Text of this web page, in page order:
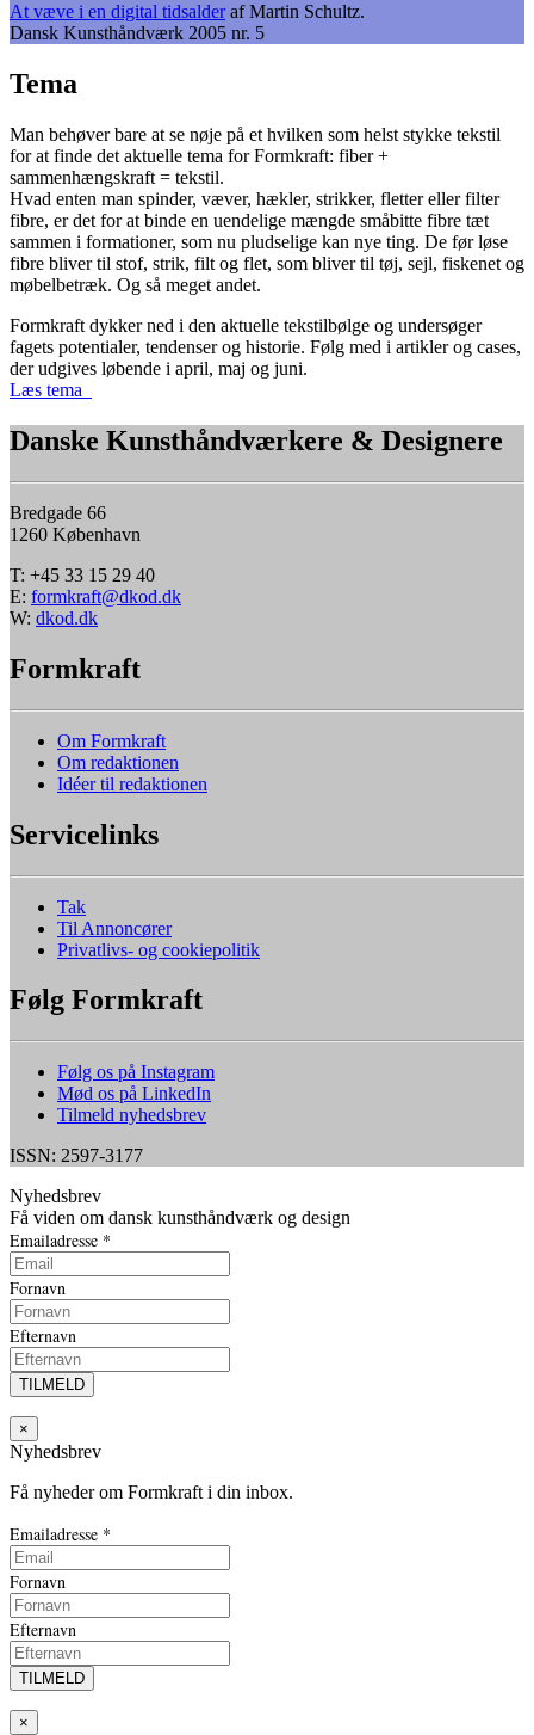
At væve i en digital tidsalderaf Martin Schultz.
Dansk Kunsthåndværk 2005 nr. 5
Tema
Man behøver bare at se nøje på et hvilken som helst stykke tekstil
for at finde det aktuelle tema for Formkraft: fiber +
sammenhængskraft = tekstil.
Hvad enten man spinder, væver, hækler, strikker, fletter eller filter
fibre, er det for at binde en uendelige mængde småbitte fibre tæt
sammen i formationer, som nu pludselige kan nye ting. De før løse
fibre bliver til stof, strik, filt og flet, som bliver til tøj, sejl, fiskenet og
møbelbetræk. Og så meget andet.
Formkraft dykker ned i den aktuelle tekstilbølge og undersøger
fagets potentialer, tendenser og historie. Følg med i artikler og cases,
der udgives løbende i april, maj og juni.
Læs tema
Danske Kunsthåndværkere & Designere
Bredgade 66
1260 København
T: +45 33 15 29 40
E: formkraft@dkod.dk
W: dkod.dk
Formkraft
Om Formkraft
Om redaktionen
Idéer til redaktionen
Servicelinks
Tak
Til Annoncører
Privatlivs- og cookiepolitik
Følg Formkraft
Følg os på Instagram
Mød os på LinkedIn
Tilmeld nyhedsbrev
ISSN: 2597-3177
Nyhedsbrev
Få viden om dansk kunsthåndværk og design
Emailadresse *
Fornavn
Efternavn
×
Nyhedsbrev
Få nyheder om Formkraft i din inbox.
Emailadresse *
Fornavn
Efternavn
×